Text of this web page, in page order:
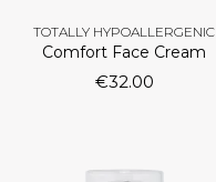
TOTALLY HYPOALLERGENIC
Comfort Face Cream
€32.00